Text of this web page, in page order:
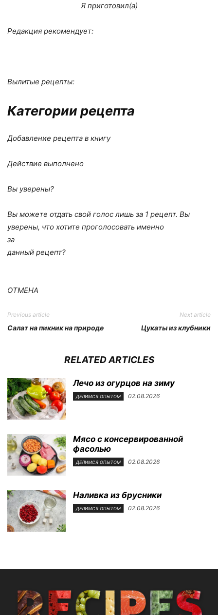
Я приготовил(а)
Редакция рекомендует:
Вылитые рецепты:
Категории рецепта
Добавление рецепта в книгу
Действие выполнено
Вы уверены?
Вы можете отдать свой голос лишь за 1 рецепт. Вы
уверены, что хотите проголосовать именно
за
данный рецепт?
ОТМЕНА
Previous article
Салат на пикник на природе
Next article
Цукаты из клубники
RELATED ARTICLES
Лечо из огурцов на зиму
ДЕЛИМСЯ ОПЫТОМ 02.08.2026
Мясо с консервированной
фасолью
ДЕЛИМСЯ ОПЫТОМ 02.08.2026
Наливка из брусники
ДЕЛИМСЯ ОПЫТОМ 02.08.2026